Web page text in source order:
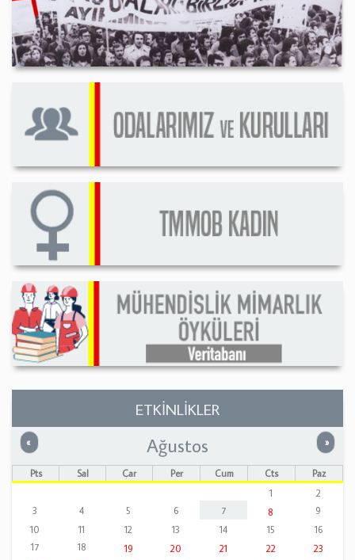
ETKİNLİKLER
« Önceki »
Ağustos
Pts Sal Çar Per Cum Cts
Paz
1
2
3
4 5 6 7 8
9
10
11 12 13 14 15
16
17
18 19 20 21 22
23